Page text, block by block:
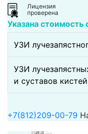
Лицензия
проверена
Указана
УЗИ
УЗИ
и суставов кистей
+7(812)209-00-79